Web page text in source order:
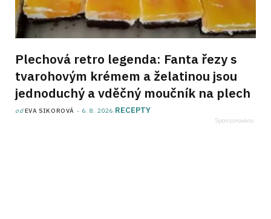
Plechová retro legenda: Fanta řezy s
tvarohovým krémem a želatinou jsou
jednoduchý a vděčný moučník na plech
odEVA SIKOROVÁ 6. 8. 2026 RECEPTY